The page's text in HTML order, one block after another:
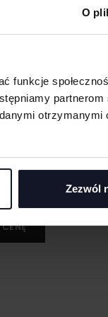
O
funkcje
partnerom
otrzymanymi
Zezwól
współpracy, nasi